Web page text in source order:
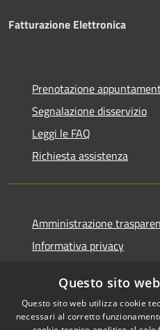
Fatturazione Elettronica
Prenotazione
Segnalazione disservizio
Leggi le FAQ
Richiesta assistenza
Amministrazione
Informativa privacy
Dichiarazione di
Questo sito
Questo sito web utilizza cookie
necessari al corretto